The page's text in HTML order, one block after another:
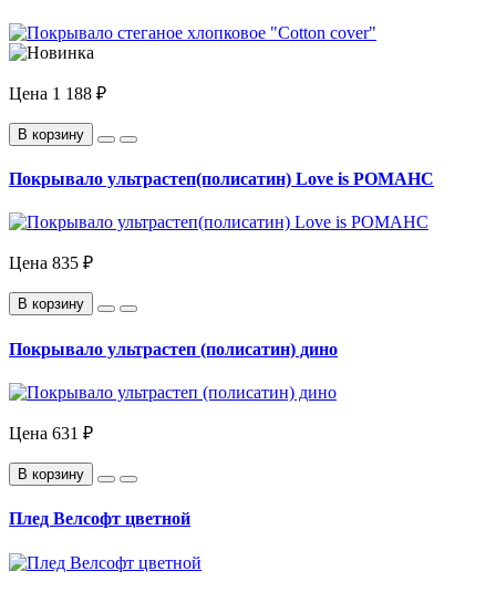
Цена 1 188 ₽
В корзину
Покрывало ультрастеп(полисатин) Love is РОМАНС
Цена 835 ₽
В корзину
Покрывало ультрастеп (полисатин) дино
Цена 631 ₽
В корзину
Плед Велсофт цветной